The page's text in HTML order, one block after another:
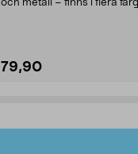
och metall – finns i flera
79,90